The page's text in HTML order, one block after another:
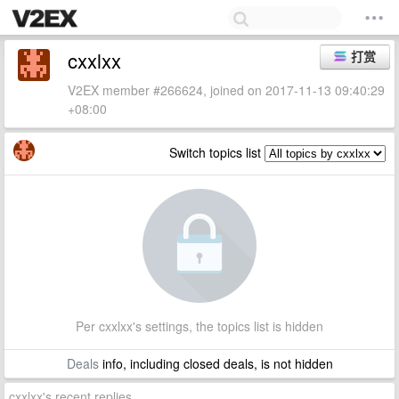
打赏
cxxlxx
V2EX member #266624, joined on 2017-11-13 09:40:29
+08:00
Switch topics list
Per cxxlxx's settings, the topics list is hidden
Dealsinfo, including closed deals, is not hidden